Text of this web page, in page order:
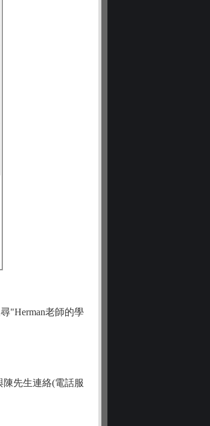
"Herman老師的學
陳先生連絡(電話服